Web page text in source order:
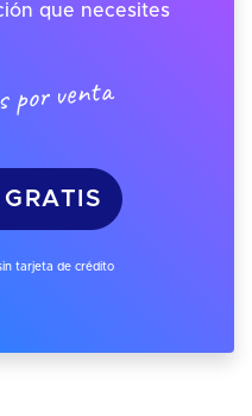
que necesites
por venta
tarjeta de crédito